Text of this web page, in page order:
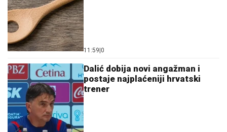
11:59 0
Dalić dobija novi angažman i
postaje najplaćeniji hrvatski
trener